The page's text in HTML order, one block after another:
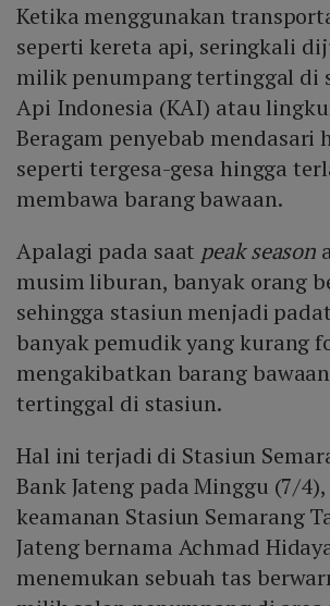
Ketika menggunakan
seperti kereta api, seringkali
milik penumpang tertinggal di
Api Indonesia (KAI) atau
Beragam penyebab mendasari
seperti tergesa-gesa hingga
membawa barang bawaan.
Apalagi pada saat peak season
musim liburan, banyak orang
sehingga stasiun menjadi
banyak pemudik yang kurang
mengakibatkan barang
tertinggal di stasiun.
Hal ini terjadi di Stasiun
Bank Jateng pada Minggu (7/
keamanan Stasiun Semarang
Jateng bernama Achmad
menemukan sebuah tas